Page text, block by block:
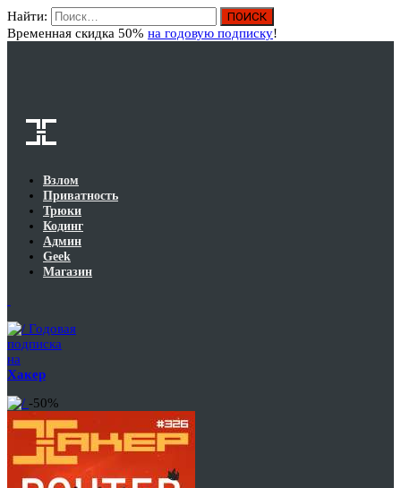
Найти:
Временная скидка 50% на годовую подписку!
Взлом
Приватность
Трюки
Кодинг
Админ
Geek
Магазин
Годовая
подписка
на
Хакер
-50%